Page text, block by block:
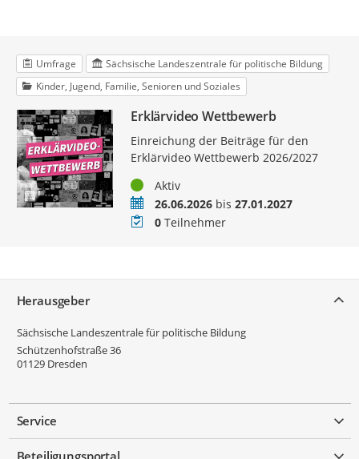
Umfrage
Sächsische Landeszentrale für politische Bildung
Kinder, Jugend, Familie, Senioren und Soziales
Erklärvideo Wettbewerb
Einreichung der Beiträge für den
Erklärvideo Wettbewerb 2026/2027
StatusAktiv
Zeitraum26.06.2026bis 27.01.2027
Teilnehmer
0Teilnehmer
Herausgeber
Sächsische Landeszentrale für politische Bildung
Schützenhofstraße 36
01129 Dresden
Service
Beteiligungsportal